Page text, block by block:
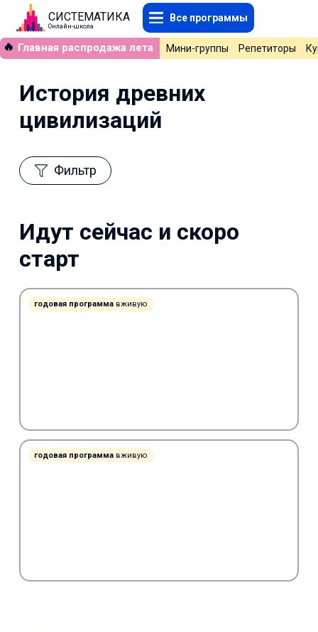
СИСТЕМАТИКА
Онлайн-школа
Все программы
🔥 Главная распродажа лета Мини-группы Репетиторы
История древних
цивилизаций
Фильтр
Идут сейчас и скоро
старт
годовая программа вживую
годовая программа вживую